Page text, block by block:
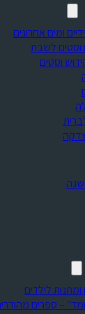
ומים אחרונים
וסטים לשבת
וסטים
ומתנות לילדים
– ספרים